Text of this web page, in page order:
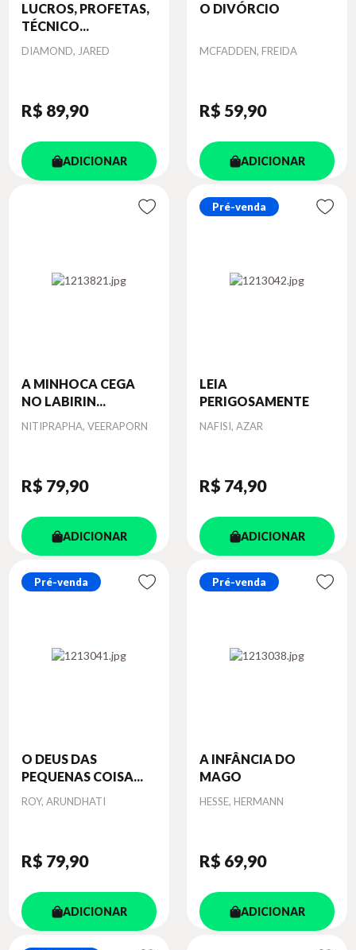
LUCROS, PROFETAS,
TÉCNICO...
Autor
DIAMOND, JARED
R$ 89,90
ADICIONAR
O DIVÓRCIO
Autor
MCFADDEN, FREIDA
R$ 59,90
ADICIONAR
A MINHOCA CEGA
NO LABIRIN...
Autor
NITIPRAPHA, VEERAPORN
R$ 79,90
ADICIONAR
Pré-venda
LEIA
PERIGOSAMENTE
Autor
NAFISI, AZAR
R$ 74,90
ADICIONAR
Pré-venda
O DEUS DAS
PEQUENAS COISA...
Autor
ROY, ARUNDHATI
R$ 79,90
ADICIONAR
Pré-venda
A INFÂNCIA DO
MAGO
Autor
HESSE, HERMANN
R$ 69,90
ADICIONAR